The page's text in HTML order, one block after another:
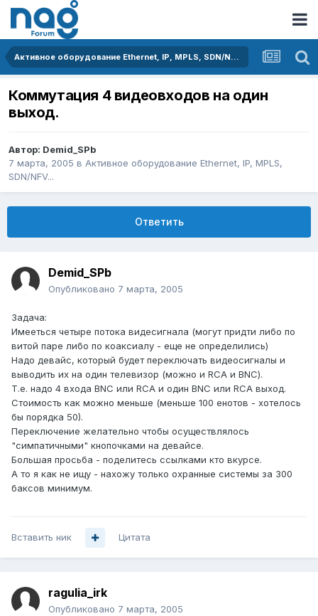
Активное оборудование Ethernet, IP, MPLS, SDN/NFV...
Коммутация 4 видеовходов на один
выход.
Автор: Demid_SPb
7 марта, 2005 в Активное оборудование Ethernet, IP, MPLS,
SDN/NFV...
Ответить
Demid_SPb
Опубликовано 7 марта, 2005
Задача:
Имееться четыре потока видесигнала (могут придти либо по
витой паре либо по коаксиалу - еще не определились)
Надо девайс, который будет переключать видеосигналы и
выводить их на один телевизор (можно и RCA и BNC).
Т.е. надо 4 входа BNC или RCA и один BNC или RCA выход.
Стоимость как можно меньше (меньше 100 енотов - хотелось
бы порядка 50).
Переключение желательно чтобы осуществлялось
"симпатичными" кнопочками на девайсе.
Большая просьба - поделитесь ссылками кто вкурсе.
А то я как не ищу - нахожу только охранные системы за 300
баксов минимум.
Вставить ник Цитата
ragulia_irk
Опубликовано 7 марта, 2005